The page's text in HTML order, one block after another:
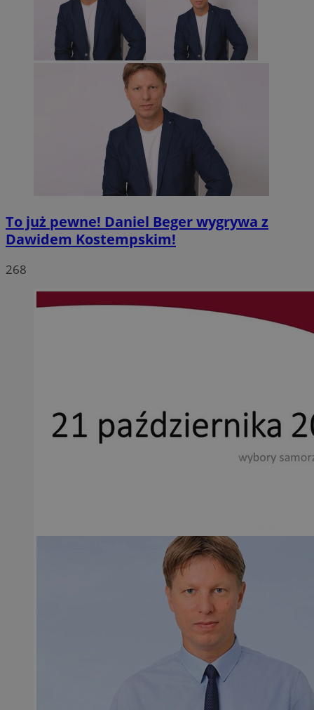
To już pewne! Daniel Beger wygrywa z
Dawidem Kostempskim!
268